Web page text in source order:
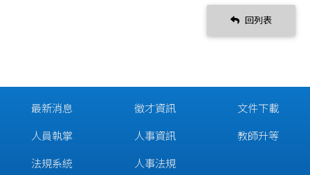
回列表
最新消息
人員執掌
法規系統
徵才資訊
人事資訊
人事法規
文件下載
教師升等